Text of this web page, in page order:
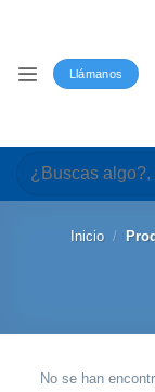
Llámanos
Buscar
por:
Inicio /
No se han